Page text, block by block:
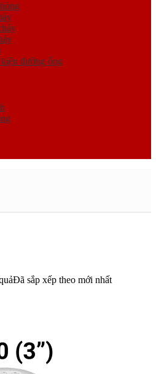
đường ống
Đã sắp xếp theo mới nhất